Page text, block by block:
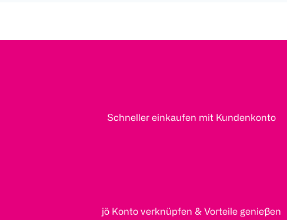
Schneller einkaufen mit Kundenkonto
jö Konto verknüpfen & Vorteile genießen